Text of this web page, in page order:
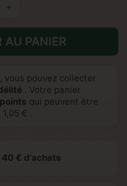
+
AU PANIER
vous pouvez collecter
. Votre panier
points qui peuvent être
1,05 € .
€ d'achats